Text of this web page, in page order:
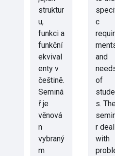
struktur
u,
funkci a
funkční
ekvival
enty v
češtině.
Seminá
ř je
věnová
n
vybraný
m
c
and
of
s.
r
with